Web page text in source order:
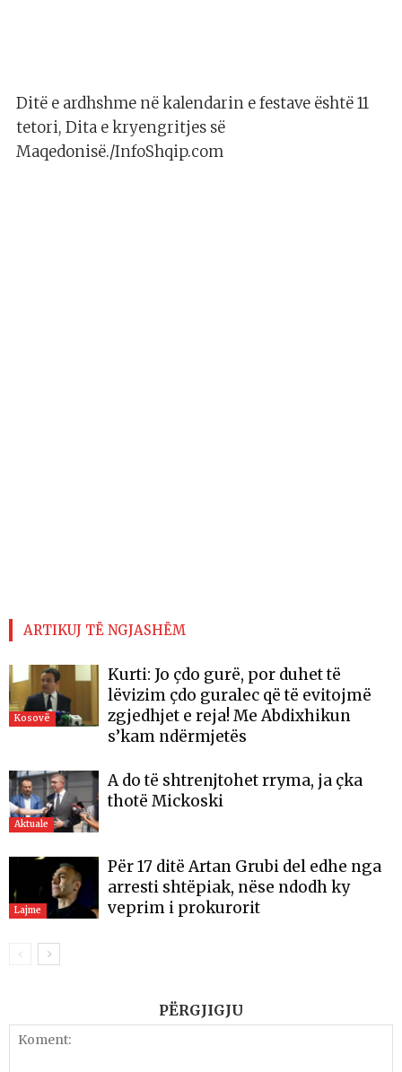
Ditë e ardhshme në kalendarin e festave është 11
tetori, Dita e kryengritjes së
Maqedonisë./InfoShqip.com
ARTIKUJ TË NGJASHËM
Kosovë
Kurti: Jo çdo gurë, por duhet të
lëvizim çdo guralec që të evitojmë
zgjedhjet e reja! Me Abdixhikun
s’kam ndërmjetës
Aktuale
A do të shtrenjtohet rryma, ja çka
thotë Mickoski
Lajme
Për 17 ditë Artan Grubi del edhe nga
arresti shtëpiak, nëse ndodh ky
veprim i prokurorit
PËRGJIGJU